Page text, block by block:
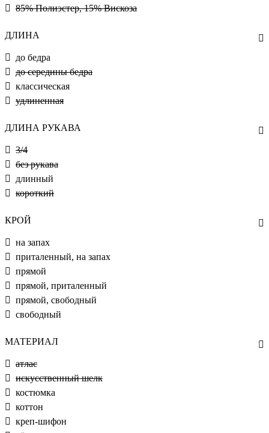
85% Полиэстер, 15% Вискоза
ДЛИНА
до бедра
до середины бедра
классическая
удлиненная
ДЛИНА РУКАВА
3/4
без рукава
длинный
короткий
КРОЙ
на запах
приталенный, на запах
прямой
прямой, приталенный
прямой, свободный
свободный
МАТЕРИАЛ
атлас
искусственный шелк
костюмка
коттон
креп-шифон